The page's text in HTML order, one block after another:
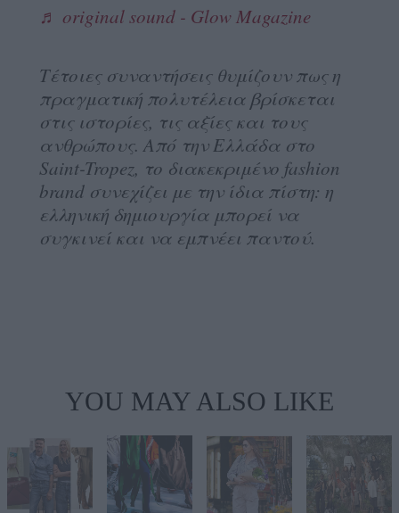
♬ original sound - Glow Magazine
Τέτοιες συναντήσεις θυμίζουν πως η
πραγματική πολυτέλεια βρίσκεται
στις ιστορίες, τις αξίες και τους
ανθρώπους. Από την Ελλάδα στο
Saint-Tropez, το διακεκριμένο fashion
brand συνεχίζει με την ίδια πίστη: η
ελληνική δημιουργία μπορεί να
συγκινεί και να εμπνέει παντού.
YOU MAY ALSO LIKE